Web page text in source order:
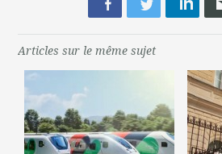
Articles sur le même sujet